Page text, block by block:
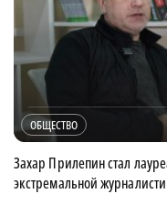
ОБЩЕСТВО
Захар Прилепин стал
экстремальной